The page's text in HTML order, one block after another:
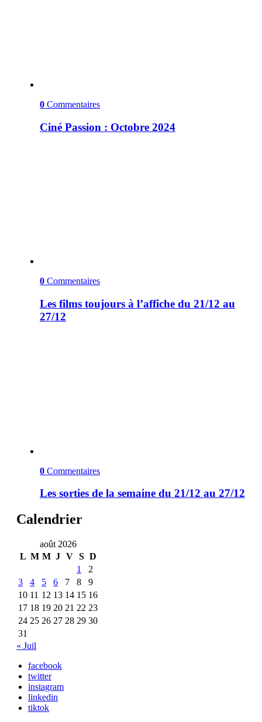
0 Commentaires
Ciné Passion : Octobre 2024
0 Commentaires
Les films toujours à l’affiche du 21/12 au
27/12
0 Commentaires
Les sorties de la semaine du 21/12 au 27/12
Calendrier
août 2026
L M M J V S D
1
2
3
4 5 6 7 8
9
10 11 12 13 14 15 16
17 18 19 20 21 22 23
24 25 26 27 28 29 30
31
« Juil
facebook
twitter
instagram
linkedin
tiktok